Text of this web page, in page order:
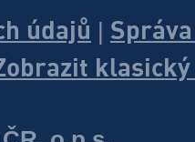
údajů